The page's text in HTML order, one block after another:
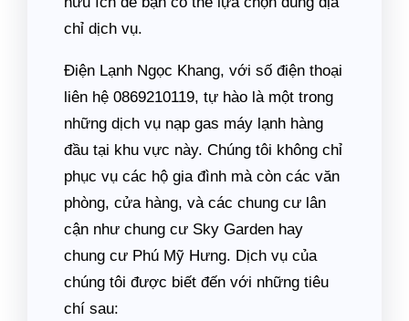
chỉ dịch vụ.
Điện Lạnh Ngọc Khang, với số điện thoại
liên hệ 0869210119, tự hào là một trong
những dịch vụ nạp gas máy lạnh hàng
đầu tại khu vực này. Chúng tôi không chỉ
phục vụ các hộ gia đình mà còn các văn
phòng, cửa hàng, và các chung cư lân
cận như chung cư Sky Garden hay
chung cư Phú Mỹ Hưng. Dịch vụ của
chúng tôi được biết đến với những tiêu
chí sau: